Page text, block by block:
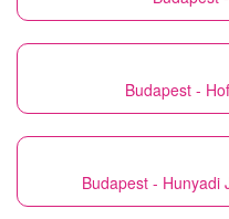
Budapest -
Budapest - Hunyadi